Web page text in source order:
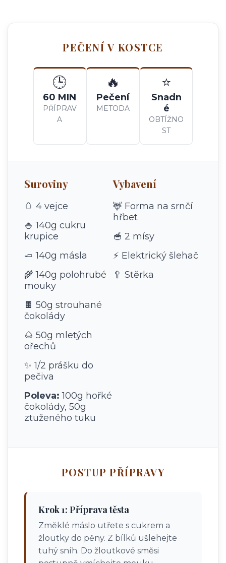
PEČENÍ V KOSTCE
🕒
60 MIN
PŘÍPRAV
A
🔥
Pečení
METODA
⭐
Snadn
é
OBTÍŽNO
ST
Suroviny
🥚 4 vejce
🍚 140g cukru
krupice
🧈 140g másla
🌾 140g polohrubé
mouky
🍫 50g strouhané
čokolády
🌰 50g mletých
ořechů
✨ 1/2 prášku do
pečiva
Poleva: 100g hořké
čokolády, 50g
ztuženého tuku
Vybavení
🦌 Forma na srnčí
hřbet
🥣 2 mísy
⚡ Elektrický šlehač
🥄 Stěrka
POSTUP PŘÍPRAVY
Krok 1: Příprava těsta
Změklé máslo utřete s cukrem a
žloutky do pěny. Z bílků ušlehejte
tuhý sníh. Do žloutkové směsi